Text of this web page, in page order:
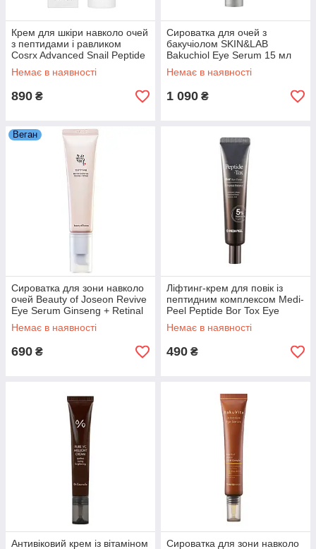
Крем для шкіри навколо очей
з пептидами і равликом
Cosrx Advanced Snail Peptide
Eye Cream
Немає в наявності
890 ₴
Сироватка для очей з
бакучіолом SKIN&LAB
Bakuchiol Eye Serum 15 мл
Немає в наявності
1 090 ₴
Веган
Сироватка для зони навколо
очей Beauty of Joseon Revive
Eye Serum Ginseng + Retinal
30 мл
Немає в наявності
690 ₴
Ліфтинг-крем для повік із
пептидним комплексом Medi-
Peel Peptide Bor Tox Eye
Cream 40 мл
Немає в наявності
490 ₴
Антивіковий крем із вітаміном Сироватка для зони навколо